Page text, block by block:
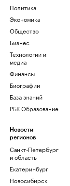
Политика
Экономика
Общество
Бизнес
Технологии и
медиа
Финансы
Биографии
База знаний
РБК Образование
Новости
регионов
Санкт-Петербург
и область
Екатеринбург
Новосибирск